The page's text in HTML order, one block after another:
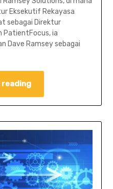
Eksekutif Rekayasa
sebagai Direktur
PatientFocus, ia
Dave Ramsey sebagai
reading